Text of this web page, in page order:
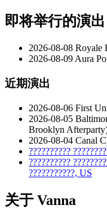
即将举行的演出
2026-08-08 Royale
2026-08-09 Aura
近期演出
2026-08-06 First
2026-08-05
Brooklyn
2026-08-04 Canal
??????????
??????????
???????????, US
关于 Vanna